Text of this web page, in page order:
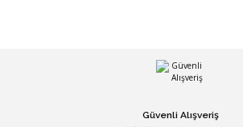
Güvenli Alışveriş